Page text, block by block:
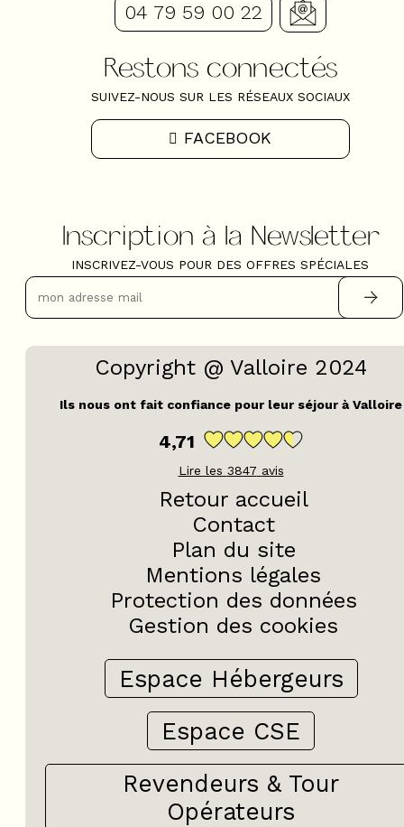
04 79 59 00 22
Restons connectés
SUIVEZ-NOUS SUR LES RÉSEAUX SOCIAUX
FACEBOOK
Inscription à la Newsletter
INSCRIVEZ-VOUS POUR DES OFFRES SPÉCIALES
Copyright @ Valloire 2024
Ils nous ont fait confiance pour leur séjour à Valloire
4,71
Lire les 3847 avis
Retour accueil
Contact
Plan du site
Mentions légales
Protection des données
Gestion des cookies
Espace Hébergeurs
Espace CSE
Revendeurs & Tour
Opérateurs